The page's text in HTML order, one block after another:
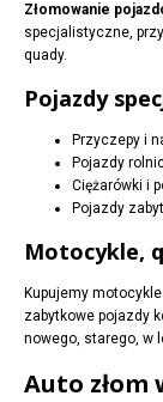
Złomowanie
specjalistyczne,
quady.
Pojazdy
Przyczepy i
Pojazdy
Ciężarówki i
Pojazdy
Motocykle,
Kupujemy
zabytkowe pojazdy
nowego, starego, w
Auto złom